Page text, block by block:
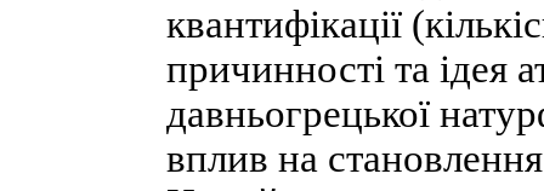
квантифікації
причинності та ідея
давньогрецької
вплив на